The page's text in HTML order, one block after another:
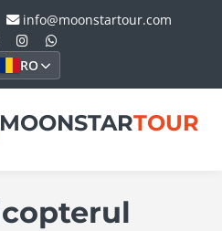
info@moonstartour.com
RO
MOONSTARTOUR